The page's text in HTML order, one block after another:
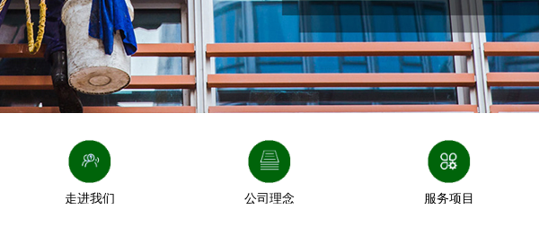
走进我们 公司理念 服务项目